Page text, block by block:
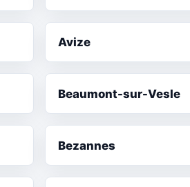
Avize
Beaumont-sur-Vesle
Bezannes